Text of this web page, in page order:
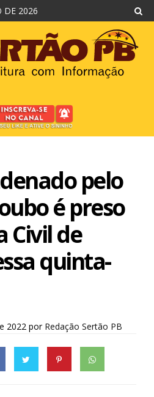
DE 2026
pelo
é preso
Civil de
quinta-
2022 por Redação Sertão PB